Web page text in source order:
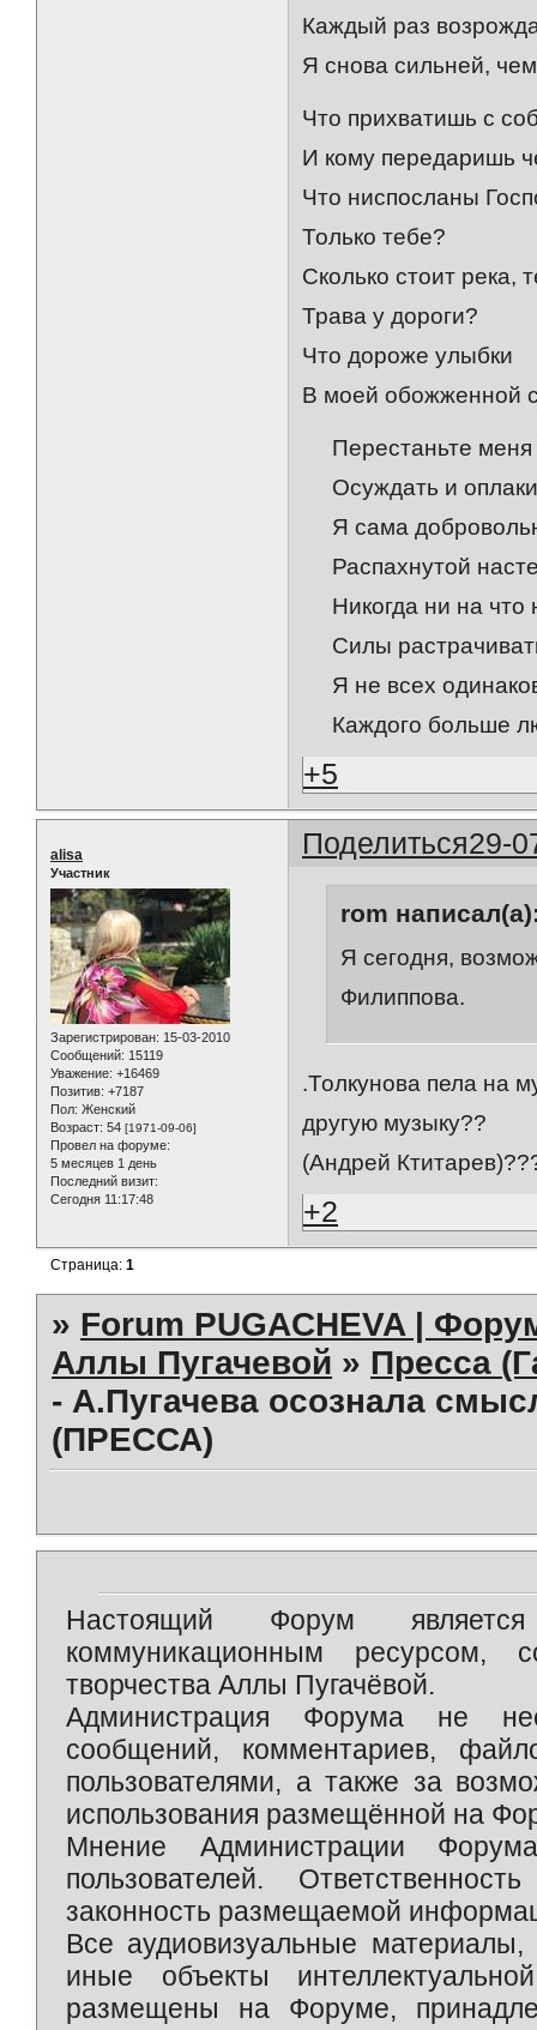
Каждый раз
Я снова сильней,
Что прихватишь с
И кому передаришь
Что ниспосланы
Только тебе?
Сколько стоит река,
Трава у дороги?
Что дороже улыбки
В моей обожженной
Перестаньте меня
Осуждать и
Я сама
Распахнутой
Никогда ни на что
Силы
Я не всех
Каждого больше
+5
Поделиться29-
alisa
Участник
Зарегистрирован: 15-03-2010
Сообщений: 15119
Уважение: +16469
Позитив: +7187
Пол: Женский
Возраст: 54 [1971-09-06]
Провел на форуме:
5 месяцев 1 день
Последний визит:
Сегодня 11:17:48
rom
Я сегодня,
Филиппова.
.Толкунова пела на
другую музыку??
(Андрей
+2
Страница:1
» Forum PUGACHEVA |
Аллы Пугачевой » Пресса
- А.Пугачева осознала
(ПРЕССА)
Настоящий Форум является
коммуникационным ресурсом,
творчества Аллы Пугачёвой.
Администрация Форума не
сообщений, комментариев,
пользователями, а также за
использования размещённой на
Мнение Администрации
пользователей.
законность размещаемой
Все аудиовизуальные
иные объекты
размещены на Форуме,